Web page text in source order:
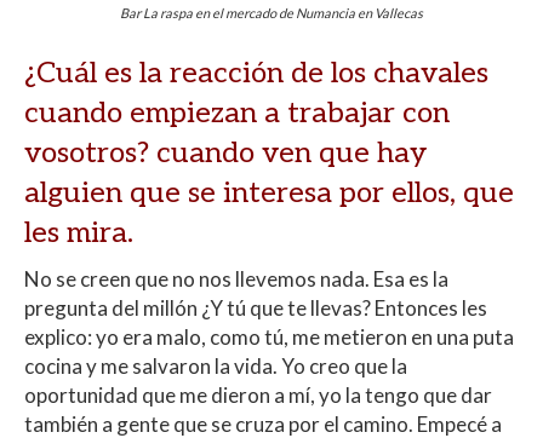
Bar La raspa en el mercado de Numancia en Vallecas
¿Cuál es la reacción de los chavales
cuando empiezan a trabajar con
vosotros? cuando ven que hay
alguien que se interesa por ellos, que
les mira.
No se creen que no nos llevemos nada. Esa es la
pregunta del millón ¿Y tú que te llevas? Entonces les
explico: yo era malo, como tú, me metieron en una puta
cocina y me salvaron la vida. Yo creo que la
oportunidad que me dieron a mí, yo la tengo que dar
también a gente que se cruza por el camino. Empecé a